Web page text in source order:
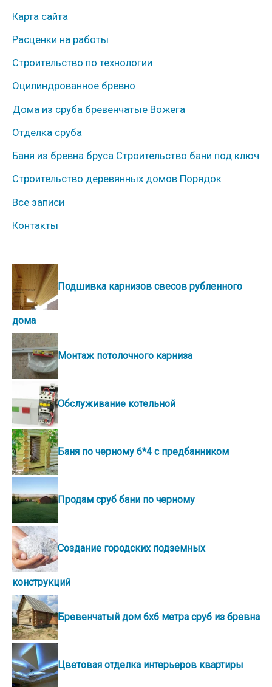
б
р
и
к
и
Карта сайта
Расценки на работы
Строительство по технологии
Оцилиндрованное бревно
Дома из сруба бревенчатые Вожега
Отделка сруба
Баня из бревна бруса Строительство бани под ключ
Строительство деревянных домов Порядок
Все записи
Контакты
Подшивка карнизов свесов рубленного
дома
Монтаж потолочного карниза
Обслуживание котельной
Баня по черному 6*4 с предбанником
Продам сруб бани по черному
Создание городских подземных
конструкций
Бревенчатый дом 6х6 метра сруб из бревна
Цветовая отделка интерьеров квартиры